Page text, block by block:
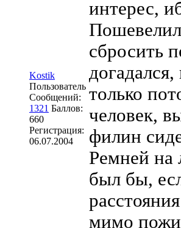
Kostik
Пользователь
Сообщений:
1321 Баллов:
660
Регистрация:
06.07.2004
интерес,
сбросить
только
человек,
филин
Ремней на
был бы,
мимо